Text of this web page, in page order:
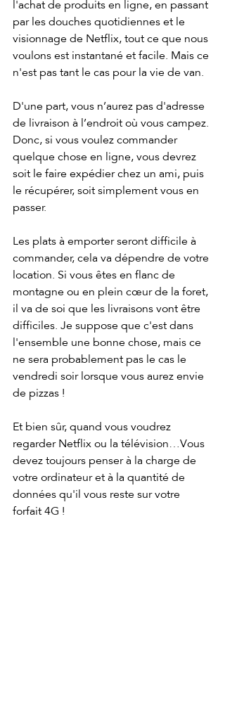
l'achat de produits en ligne, en passant
par les douches quotidiennes et le
visionnage de Netflix, tout ce que nous
voulons est instantané et facile. Mais ce
n'est pas tant le cas pour la vie de van.
D'une part, vous n’aurez pas d'adresse
de livraison à l’endroit où vous campez.
Donc, si vous voulez commander
quelque chose en ligne, vous devrez
soit le faire expédier chez un ami, puis
le récupérer, soit simplement vous en
passer.
Les plats à emporter seront difficile à
commander, cela va dépendre de votre
location. Si vous êtes en flanc de
montagne ou en plein cœur de la foret,
il va de soi que les livraisons vont être
difficiles. Je suppose que c'est dans
l'ensemble une bonne chose, mais ce
ne sera probablement pas le cas le
vendredi soir lorsque vous aurez envie
de pizzas !
Et bien sûr, quand vous voudrez
regarder Netflix ou la télévision…Vous
devez toujours penser à la charge de
votre ordinateur et à la quantité de
données qu'il vous reste sur votre
forfait 4G !